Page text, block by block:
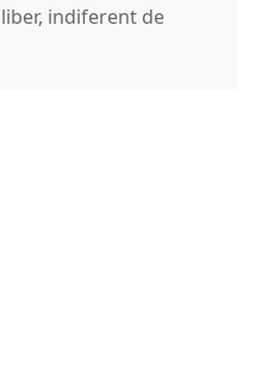
indiferent de